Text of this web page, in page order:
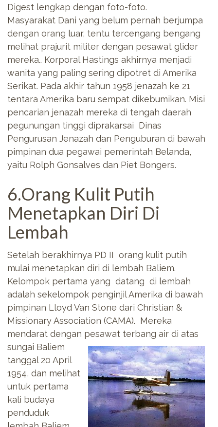
Digest lengkap dengan foto-foto.
Masyarakat Dani yang belum pernah berjumpa
dengan orang luar, tentu tercengang bengang
melihat prajurit militer dengan pesawat glider
mereka.. Korporal Hastings akhirnya menjadi
wanita yang paling sering dipotret di Amerika
Serikat. Pada akhir tahun 1958 jenazah ke 21
tentara Amerika baru sempat dikebumikan. Misi
pencarian jenazah mereka di tengah daerah
pegunungan tinggi diprakarsai Dinas
Pengurusan Jenazah dan Penguburan di bawah
pimpinan dua pegawai pemerintah Belanda,
yaitu Rolph Gonsalves dan Piet Bongers.
6.Orang Kulit Putih
Menetapkan Diri Di
Lembah
Setelah berakhirnya PD II orang kulit putih
mulai menetapkan diri di lembah Baliem.
Kelompok pertama yang datang di lembah
adalah sekelompok penginjil Amerika di bawah
pimpinan Lloyd Van Stone dari Christian &
Missionary Association (CAMA). Mereka
mendarat dengan pesawat terbang air di atas
sungai Baliem
tanggal 20 April
1954, dan melihat
untuk pertama
kali budaya
penduduk